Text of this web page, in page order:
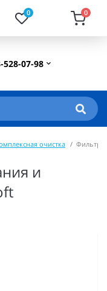
0 0
528-07-98
очистка Фильтр
и